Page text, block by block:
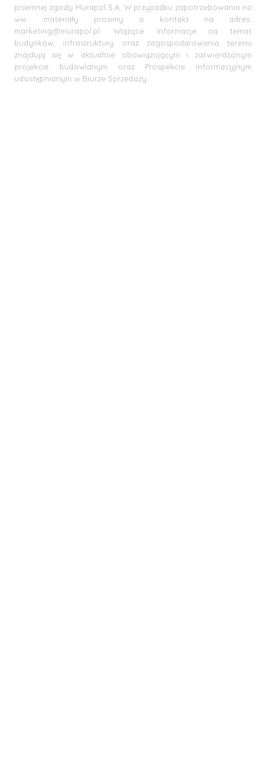
pisemnej zgody Murapol S.A. W przypadku zapotrzebowania na
ww. materiały prosimy o kontakt na adres:
marketing@murapol.pl . Wiążące informacje na temat
budynków, infrastruktury oraz zagospodarowania terenu
znajdują się w aktualnie obowiązującym i zatwierdzonym
projekcie budowlanym oraz Prospekcie Informacyjnym
udostępnianym w Biurze Sprzedaży.